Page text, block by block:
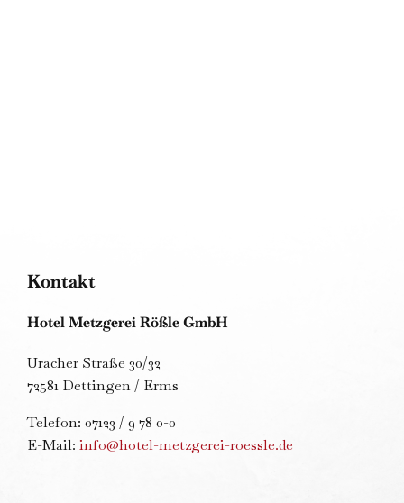
Kontakt
Hotel Metzgerei Rößle GmbH
Uracher Straße 30/32
72581 Dettingen / Erms
Telefon: 07123 / 9 78 0-0
E-Mail: info@hotel-metzgerei-roessle.de